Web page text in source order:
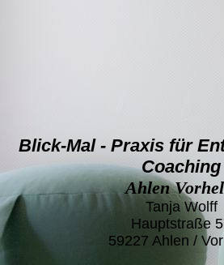
Blick-Mal - Praxis für
Coaching
Ahlen
Tanja Wolff
Hauptstraße
59227 Ahlen /